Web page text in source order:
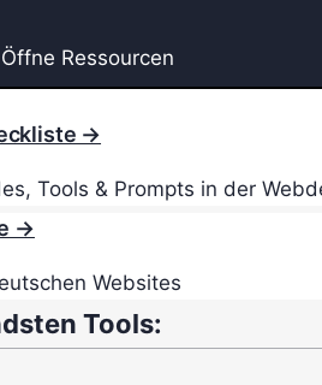
Öffne Ressourcen
→
Tools & Prompts in der
→
Websites
Tools: